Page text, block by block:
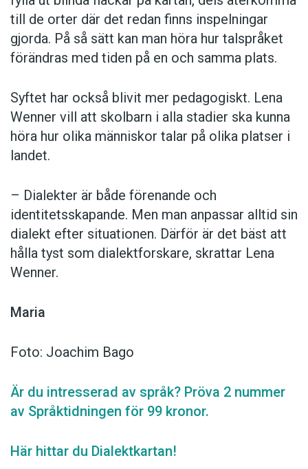
till de orter där det redan finns inspelningar
gjorda. På så sätt kan man höra hur talspråket
förändras med tiden på en och samma plats.
Syftet har också blivit mer pedagogiskt. Lena
Wenner vill att skolbarn i alla stadier ska kunna
höra hur olika människor talar på olika platser i
landet.
– Dialekter är både förenande och
identitetsskapande. Men man anpassar alltid sin
dialekt efter situationen. Därför är det bäst att
hålla tyst som dialektforskare, skrattar Lena
Wenner.
Maria
Foto: Joachim Bago
Är du intresserad av språk? Pröva 2 nummer
av Språktidningen för 99 kronor.
Här hittar du Dialektkartan!